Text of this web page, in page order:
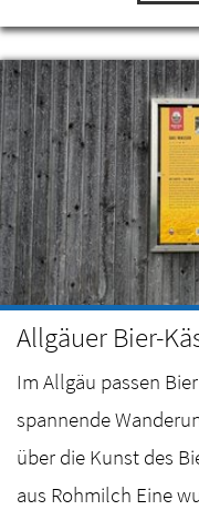
Allgäuer Bier-
Im Allgäu passen
spannende
über die Kunst des
aus Rohmilch Eine